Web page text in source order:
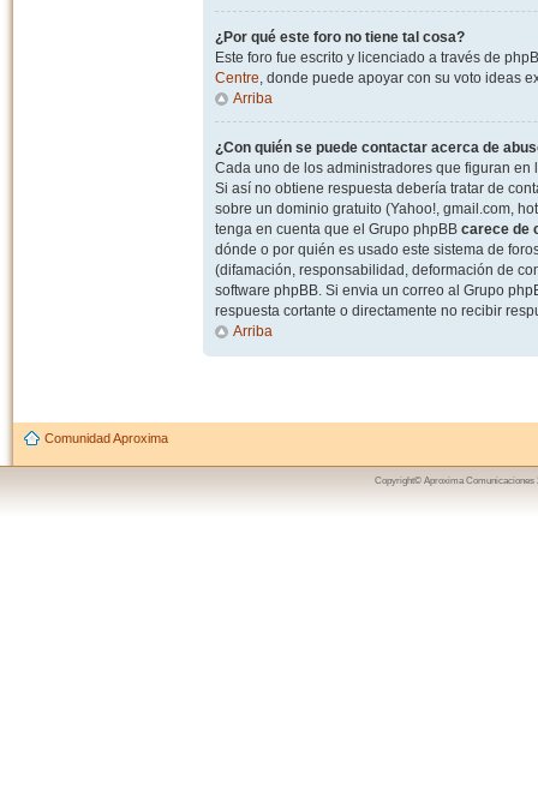
¿Por qué este foro no tiene tal cosa?
Este foro fue escrito y licenciado a través de
Centre, donde puede apoyar con su voto ideas
Arriba
¿Con quién se puede contactar acerca de
Cada uno de los administradores que figuran
Si así no obtiene respuesta debería tratar de
sobre un dominio gratuito (Yahoo!, gmail.com,
tenga en cuenta que el Grupo phpBB carece de
dónde o por quién es usado este sistema de
(difamación, responsabilidad, deformación de
software phpBB. Si envia un correo al Grupo
respuesta cortante o directamente no recibir
Arriba
Comunidad Aproxima
Copyright© Aproxima Comunicaciones